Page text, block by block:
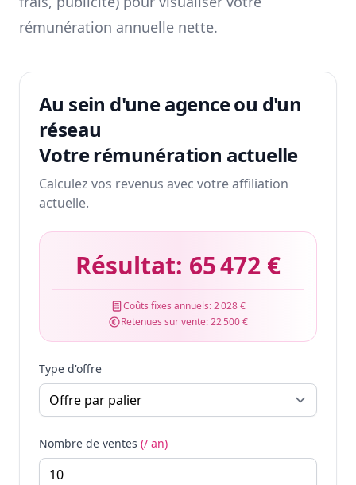
rémunération annuelle nette.
Au sein d'une agence ou d'un
réseau
Votre rémunération actuelle
Calculez vos revenus avec votre affiliation
actuelle.
Résultat: 65 472 €
Coûts fixes annuels:2 028 €
Retenues sur vente:22 500 €
Type d'offre
Nombre de ventes (/ an)